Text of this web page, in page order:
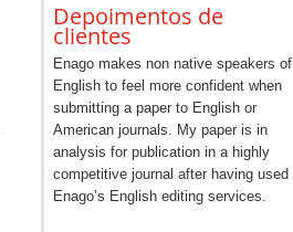
Depoimentos de
clientes
Enago makes non native speakers of
English to feel more confident when
submitting a paper to English or
American journals. My paper is in
analysis for publication in a highly
competitive journal after having used
Enago’s English editing services.